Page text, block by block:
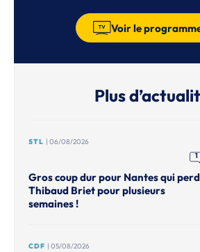
Voir le
Plus
STL | 06/08/2026
1
Gros coup dur pour Nantes qui perd
Thibaud Briet pour plusieurs
semaines !
CDF | 05/08/2026